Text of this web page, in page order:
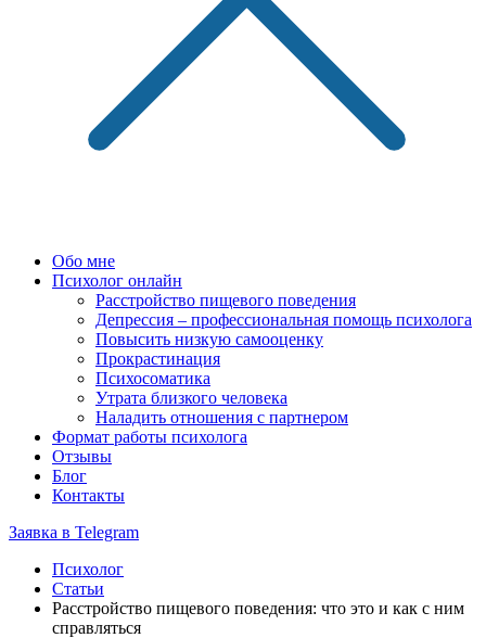
Обо мне
Психолог онлайн
Расстройство пищевого поведения
Депрессия – профессиональная помощь психолога
Повысить низкую самооценку
Прокрастинация
Психосоматика
Утрата близкого человека
Наладить отношения с партнером
Формат работы психолога
Отзывы
Блог
Контакты
Заявка в Telegram
Психолог
Статьи
Расстройство пищевого поведения: что это и как с ним
справляться